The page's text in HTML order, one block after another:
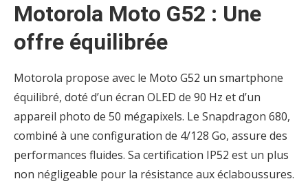
Motorola Moto G52 : Une
offre équilibrée
Motorola propose avec le Moto G52 un smartphone
équilibré, doté d’un écran OLED de 90 Hz et d’un
appareil photo de 50 mégapixels. Le Snapdragon 680,
combiné à une configuration de 4/128 Go, assure des
performances fluides. Sa certification IP52 est un plus
non négligeable pour la résistance aux éclaboussures.